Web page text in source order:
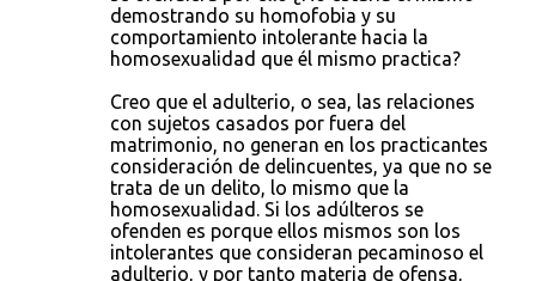
demostrando su homofobia y su
comportamiento intolerante hacia la
homosexualidad que él mismo practica?
Creo que el adulterio, o sea, las relaciones
con sujetos casados por fuera del
matrimonio, no generan en los practicantes
consideración de delincuentes, ya que no se
trata de un delito, lo mismo que la
homosexualidad. Si los adúlteros se
ofenden es porque ellos mismos son los
intolerantes que consideran pecaminoso el
adulterio, y por tanto materia de ofensa,